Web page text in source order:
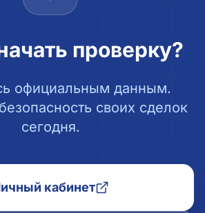
проверку?
официальным данным.
своих сделок
сегодня.
кабинет